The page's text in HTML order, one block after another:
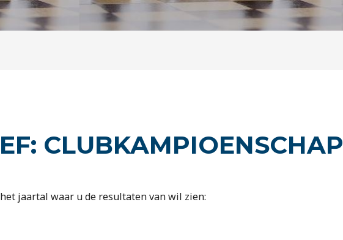
CLUBKAMPIOENSCHAP
jaartal waar u de resultaten van wil zien: